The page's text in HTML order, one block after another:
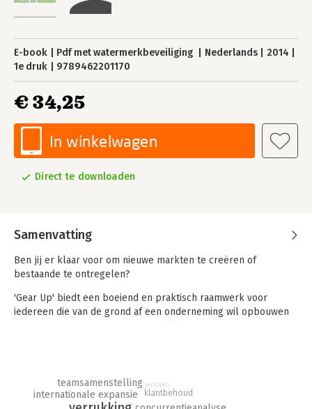
E-book Pdf met watermerkbeveiliging Nederlands
2014
1e druk
9789462201170
€ 34,25
In winkelwagen
Direct te downloaden
Samenvatting
Ben jij er klaar voor om nieuwe markten te creëren of
bestaande te ontregelen?
'Gear Up' biedt een boeiend en praktisch raamwerk voor
iedereen die van de grond af een onderneming wil opbouwen
onderneming boordevol potentieel.
Je leert welke ideeën je tijd en moeite waard zijn en hoe je
internationale expansie
teamsamenstelling
klantbehoud
verkopen